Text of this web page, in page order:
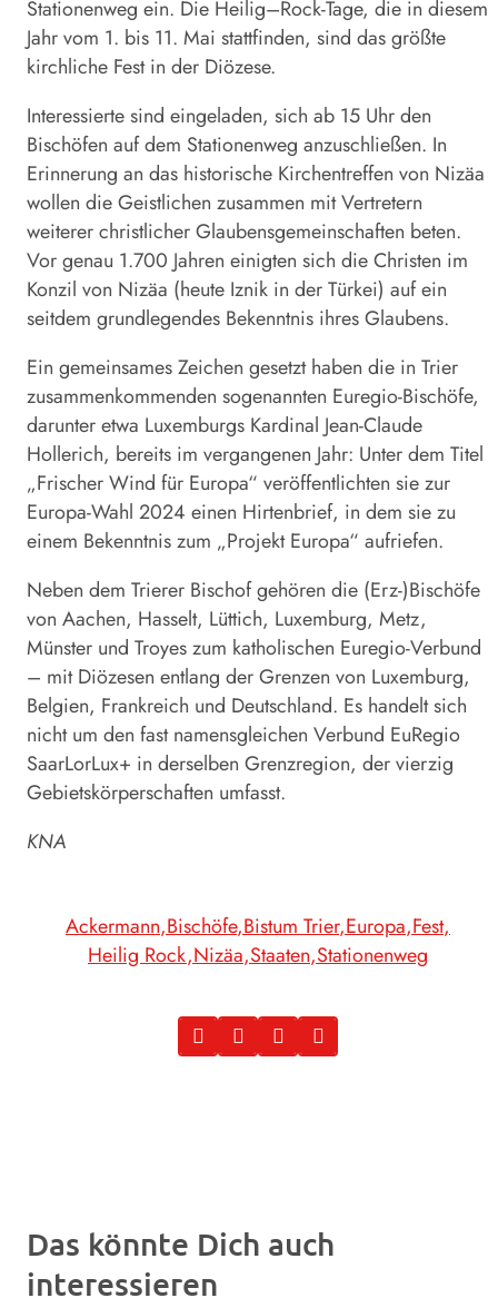
Stationenweg ein. Die Heilig–Rock-Tage, die in diesem
Jahr vom 1. bis 11. Mai stattfinden, sind das größte
kirchliche Fest in der Diözese.
Interessierte sind eingeladen, sich ab 15 Uhr den
Bischöfen auf dem Stationenweg anzuschließen. In
Erinnerung an das historische Kirchentreffen von Nizäa
wollen die Geistlichen zusammen mit Vertretern
weiterer christlicher Glaubensgemeinschaften beten.
Vor genau 1.700 Jahren einigten sich die Christen im
Konzil von Nizäa (heute Iznik in der Türkei) auf ein
seitdem grundlegendes Bekenntnis ihres Glaubens.
Ein gemeinsames Zeichen gesetzt haben die in Trier
zusammenkommenden sogenannten Euregio-Bischöfe,
darunter etwa Luxemburgs Kardinal Jean-Claude
Hollerich, bereits im vergangenen Jahr: Unter dem Titel
„Frischer Wind für Europa“ veröffentlichten sie zur
Europa-Wahl 2024 einen Hirtenbrief, in dem sie zu
einem Bekenntnis zum „Projekt Europa“ aufriefen.
Neben dem Trierer Bischof gehören die (Erz-)Bischöfe
von Aachen, Hasselt, Lüttich, Luxemburg, Metz,
Münster und Troyes zum katholischen Euregio-Verbund
– mit Diözesen entlang der Grenzen von Luxemburg,
Belgien, Frankreich und Deutschland. Es handelt sich
nicht um den fast namensgleichen Verbund EuRegio
SaarLorLux+ in derselben Grenzregion, der vierzig
Gebietskörperschaften umfasst.
KNA
Ackermann Bischöfe Bistum Trier Europa Fest
Heilig Rock Nizäa Staaten Stationenweg
Das könnte Dich auch
interessieren